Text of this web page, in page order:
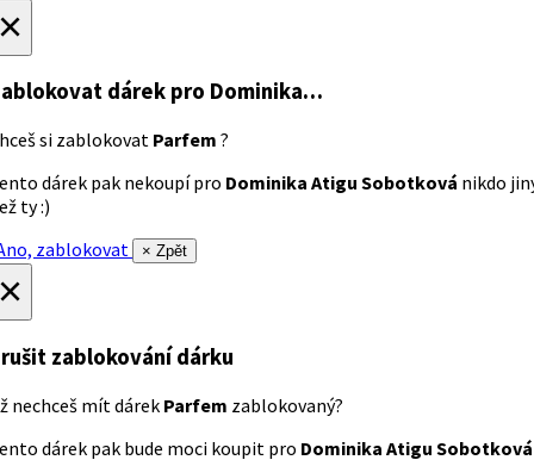
dárek pro Dominika…
si zablokovat Parfem ?
dárek pak nekoupí pro Dominika Atigu Sobotková nikdo
ty :)
zablokovat
× Zpět
zablokování dárku
nechceš mít dárek Parfem zablokovaný?
dárek pak bude moci koupit pro Dominika Atigu Sobotková